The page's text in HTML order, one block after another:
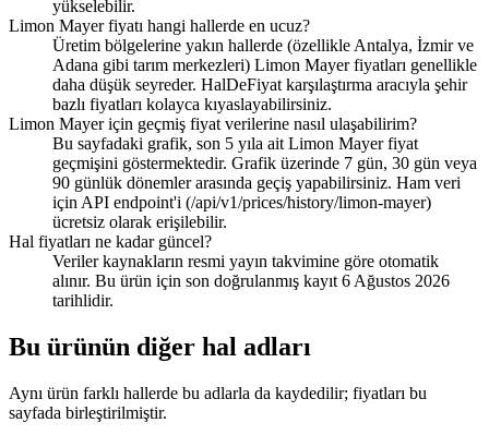
yükselebilir.
Limon Mayer fiyatı hangi hallerde en ucuz?
Üretim bölgelerine yakın hallerde (özellikle Antalya, İzmir ve
Adana gibi tarım merkezleri) Limon Mayer fiyatları genellikle
daha düşük seyreder. HalDeFiyat karşılaştırma aracıyla şehir
bazlı fiyatları kolayca kıyaslayabilirsiniz.
Limon Mayer için geçmiş fiyat verilerine nasıl ulaşabilirim?
Bu sayfadaki grafik, son 5 yıla ait Limon Mayer fiyat
geçmişini göstermektedir. Grafik üzerinde 7 gün, 30 gün veya
90 günlük dönemler arasında geçiş yapabilirsiniz. Ham veri
için API endpoint'i (/api/v1/prices/history/limon-mayer)
ücretsiz olarak erişilebilir.
Hal fiyatları ne kadar güncel?
Veriler kaynakların resmi yayın takvimine göre otomatik
alınır. Bu ürün için son doğrulanmış kayıt 6 Ağustos 2026
tarihlidir.
Bu ürünün diğer hal adları
Aynı ürün farklı hallerde bu adlarla da kaydedilir; fiyatları bu
sayfada birleştirilmiştir.